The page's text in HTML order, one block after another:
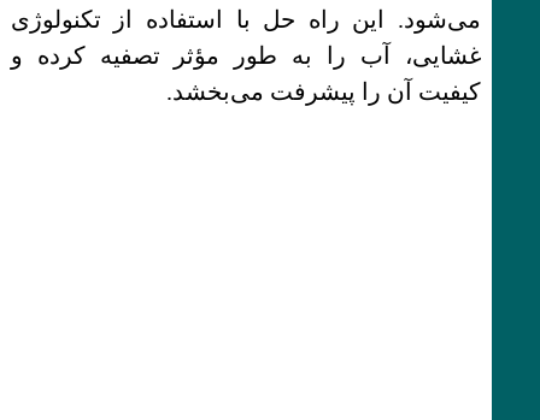
می‌شود. این راه حل با استفاده از تکنولوژی
غشایی، آب را به طور مؤثر تصفیه کرده و
کیفیت آن را پیشرفت می‌بخشد.